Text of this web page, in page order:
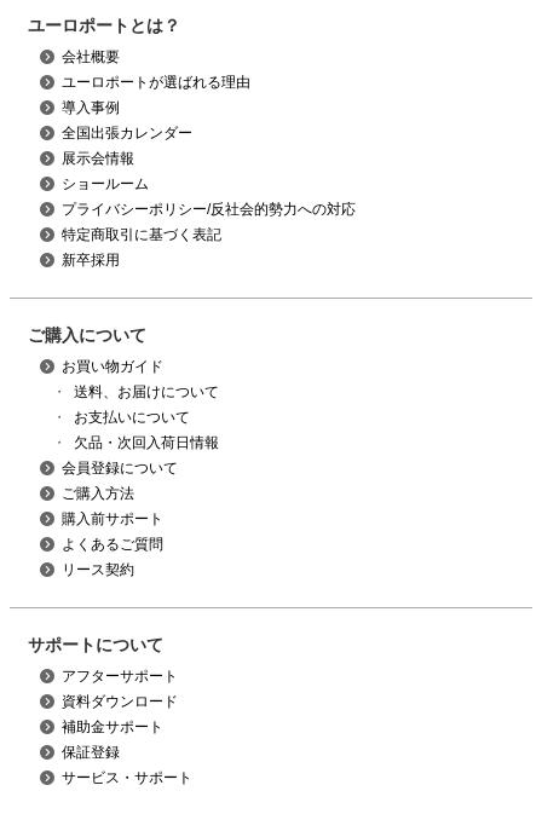
ユーロポートとは？
会社概要
ユーロポートが選ばれる理由
導入事例
全国出張カレンダー
展示会情報
ショールーム
プライバシーポリシー/反社会的勢力への対応
特定商取引に基づく表記
新卒採用
ご購入について
お買い物ガイド
・
送料、お届けについて
・
お支払いについて
・
欠品・次回入荷日情報
会員登録について
ご購入方法
購入前サポート
よくあるご質問
リース契約
サポートについて
アフターサポート
資料ダウンロード
補助金サポート
保証登録
サービス・サポート